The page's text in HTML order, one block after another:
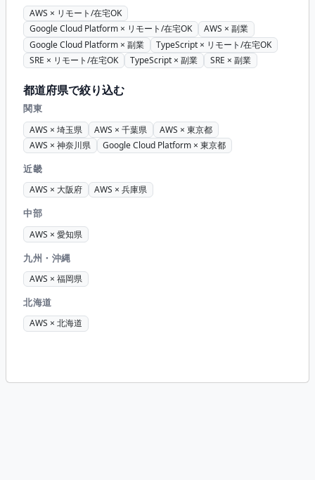
AWS × リモート/在宅OK
Google Cloud Platform × リモート/在宅OK
AWS × 副業
Google Cloud Platform × 副業
TypeScript × リモート/在宅OK
SRE × リモート/在宅OK
TypeScript × 副業 SRE × 副業
都道府県で絞り込む
関東
AWS × 埼玉県 AWS × 千葉県
AWS × 東京都
AWS × 神奈川県
Google Cloud Platform × 東京都
近畿
AWS × 大阪府 AWS × 兵庫県
中部
AWS × 愛知県
九州・沖縄
AWS × 福岡県
北海道
AWS × 北海道